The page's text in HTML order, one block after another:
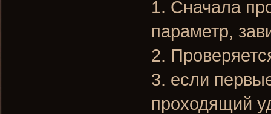
1. Сначала
параметр,
2.
3. если
проходящий